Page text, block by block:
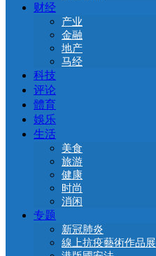
财经
产业
金融
地产
马经
科技
评论
體育
娛乐
生活
美食
旅游
健康
时尚
消闲
专题
新冠肺炎
線上抗疫藝術作品展